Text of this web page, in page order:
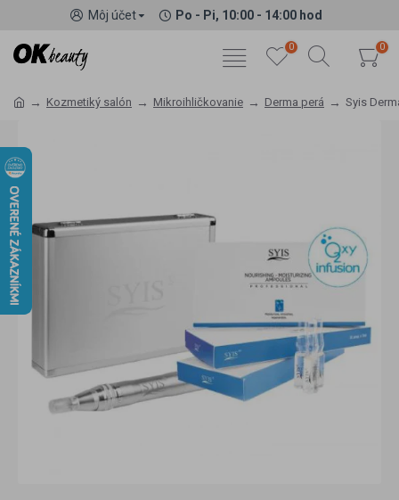
Môj účet Po - Pi, 10:00 - 14:00 hod
0 0
Kozmetiký salón Mikroihličkovanie Derma perá Syis